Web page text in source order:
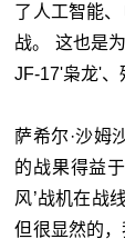
了人工智能
战。 这也是
JF-17'枭龙'、
萨希尔·沙姆
的战果得益
风’战机在战
但很显然的